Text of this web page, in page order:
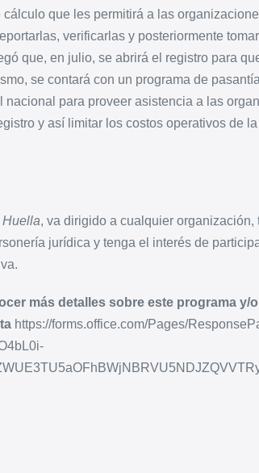
que les permitirá a las
verificarlas y posteriormente
que, en julio, se abrirá el registro para
se contará con un programa de
nacional para proveer asistencia a las
y así limitar los costos operativos de
Huella, va dirigido a cualquier
jurídica y tenga el interés de
más detalles sobre este programa y/
https://forms.office.com/Pages/